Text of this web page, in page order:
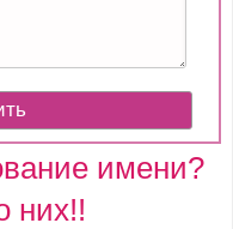
имени?
них!!